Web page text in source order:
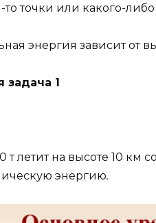
точки или какого-либо
энергия зависит от
задача 1
т летит на высоте 10 км
энергию.